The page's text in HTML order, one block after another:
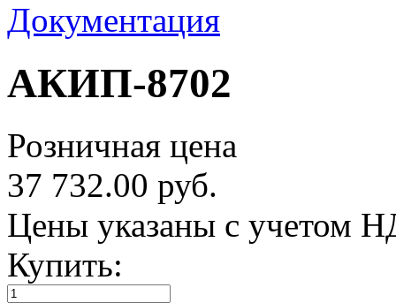
Документация
АКИП-8702
Розничная цена
37 732.00 руб.
Цены указаны с учетом
Купить: